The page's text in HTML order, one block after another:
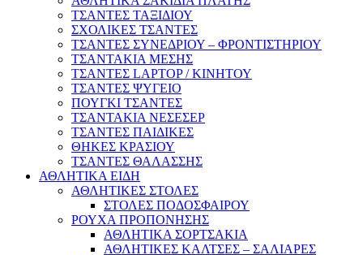
ΤΣΑΝΤΕΣ ΤΑΞΙΔΙΟΥ
ΣΧΟΛΙΚΕΣ ΤΣΑΝΤΕΣ
ΤΣΑΝΤΕΣ ΣΥΝΕΔΡΙΟΥ – ΦΡΟΝΤΙΣΤΗΡΙΟΥ
ΤΣΑΝΤΑΚΙΑ ΜΕΣΗΣ
ΤΣΑΝΤΕΣ LAPTOP / ΚΙΝΗΤΟΥ
ΤΣΑΝΤΕΣ ΨΥΓΕΙΟ
ΠΟΥΓΚΙ ΤΣΑΝΤΕΣ
ΤΣΑΝΤΑΚΙΑ ΝΕΣΕΣΕΡ
ΤΣΑΝΤΕΣ ΠΑΙΔΙΚΕΣ
ΘΗΚΕΣ ΚΡΑΣΙΟΥ
ΤΣΑΝΤΕΣ ΘΑΛΑΣΣΗΣ
ΑΘΛΗΤΙΚΑ ΕΙΔΗ
ΑΘΛΗΤΙΚΕΣ ΣΤΟΛΕΣ
ΣΤΟΛΕΣ ΠΟΔΟΣΦΑΙΡΟΥ
ΡΟΥΧΑ ΠΡΟΠΟΝΗΣΗΣ
ΑΘΛΗΤΙΚΑ ΣΟΡΤΣΑΚΙΑ
ΑΘΛΗΤΙΚΕΣ ΚΑΛΤΣΕΣ – ΣΑΛΙΑΡΕΣ